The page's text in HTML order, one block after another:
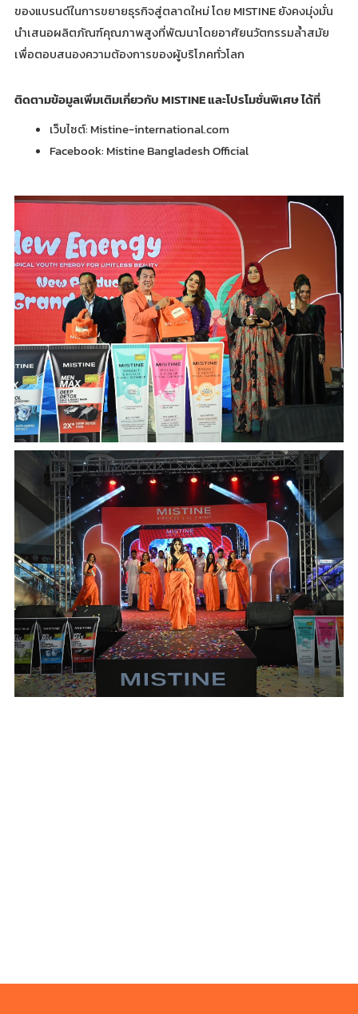
ของแบรนด์ในการขยายธุรกิจสู่ตลาดใหม่ โดย MISTINE ยังคงมุ่งมั่น
นำเสนอผลิตภัณฑ์คุณภาพสูงที่พัฒนาโดยอาศัยนวัตกรรมล้ำสมัย
เพื่อตอบสนองความต้องการของผู้บริโภคทั่วโลก
ติดตามข้อมูลเพิ่มเติมเกี่ยวกับMISTINE และโปรโมชั่นพิเศษ ได้ที่
เว็บไซต์: Mistine-international.com
Facebook: Mistine Bangladesh Official